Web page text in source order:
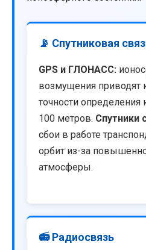
📡 Спутниковая
GPS и ГЛОНАСС:
возмущения приводят
точности определения
100 метров. Спутники
сбои в работе
орбит из-за
атмосферы.
📻 Радиосвязь